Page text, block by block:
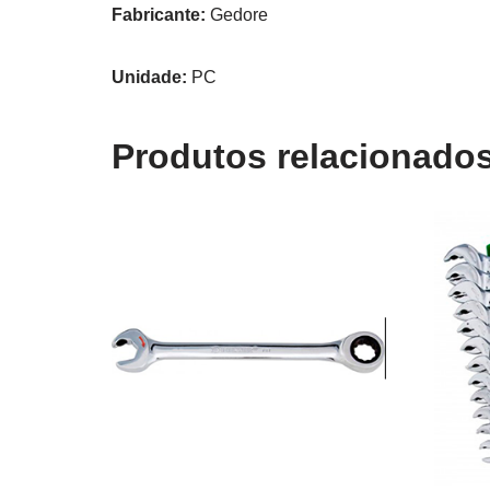
Fabricante: Gedore
Unidade: PC
Produtos